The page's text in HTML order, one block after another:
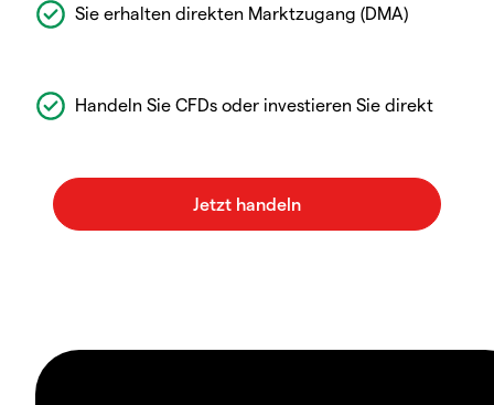
Sie erhalten direkten Marktzugang (DMA)
Handeln Sie CFDs oder investieren Sie direkt